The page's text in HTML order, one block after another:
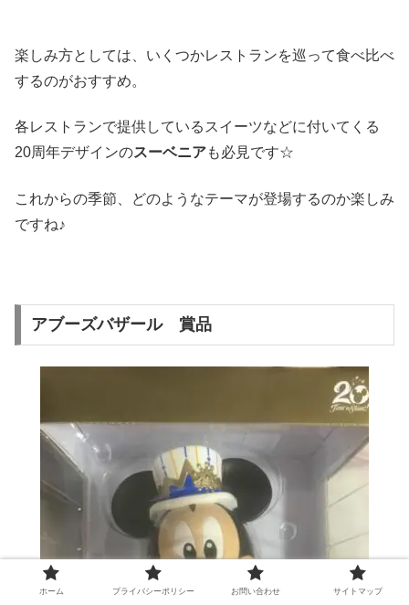
楽しみ方としては、いくつかレストランを巡って食べ比べ
するのがおすすめ。
各レストランで提供しているスイーツなどに付いてくる
20周年デザインのスーベニアも必見です☆
これからの季節、どのようなテーマが登場するのか楽しみ
ですね♪
アブーズバザール 賞品
ホーム プライバシーポリシー お問い合わせ サイトマップ